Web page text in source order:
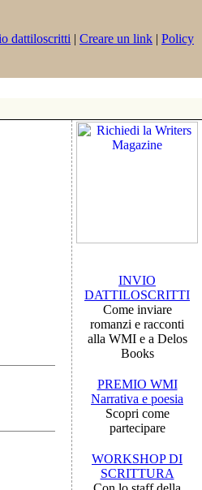
dattiloscritti | Creare un link | Policy
INVIO
DATTILOSCRITTI
Come inviare
romanzi e racconti
alla WMI e a Delos
Books
PREMIO WMI
Narrativa e poesia
Scopri come
partecipare
WORKSHOP DI
SCRITTURA